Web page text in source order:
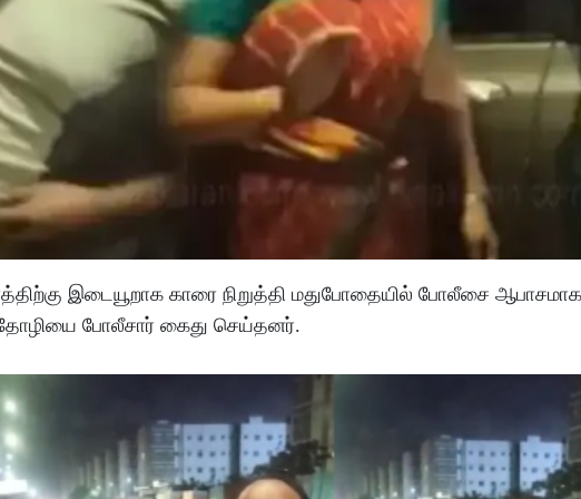
இடையூறாக காரை நிறுத்தி மதுபோதையில் போலீசை ஆபாசமாக
போலீசார் கைது செய்தனர்.